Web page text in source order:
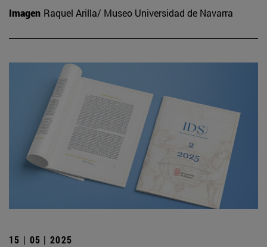
Imagen Raquel Arilla/ Museo Universidad de Navarra
15 | 05 | 2025